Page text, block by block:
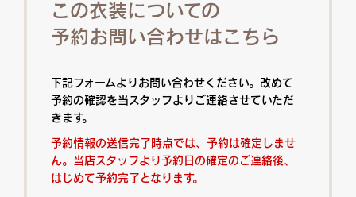
この衣装についての
予約お問い合わせはこちら
下記フォームよりお問い合わせください。改めて
予約の確認を当スタッフよりご連絡させていただ
きます。
予約情報の送信完了時点では、予約は確定しませ
ん。当店スタッフより予約日の確定のご連絡後、
はじめて予約完了となります。